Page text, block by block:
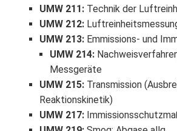
UMW 211:Technik der
UMW 212:
UMW 213:Emmissions- und
UMW 214:
Messgeräte
UMW 215:Transmission
Reaktionskinetik)
UMW 217: